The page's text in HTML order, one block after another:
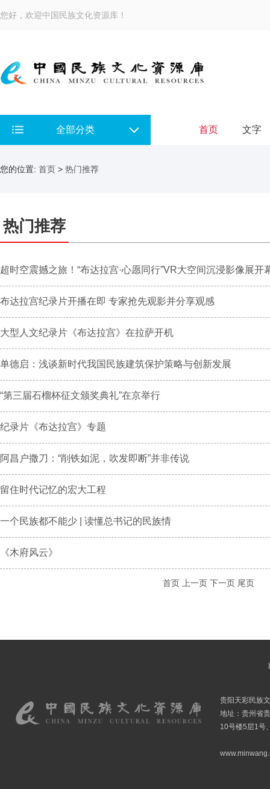
您好，欢迎中国民族文化资源库！
全部分类 首页 文字
您的位置: 首页 > 热门推荐
热门推荐
超时空震撼之旅！“布达拉宫·心愿同行”VR大空间沉浸影像展开
布达拉宫纪录片开播在即 专家抢先观影并分享观感
大型人文纪录片《布达拉宫》在拉萨开机
单德启：浅谈新时代我国民族建筑保护策略与创新发展
“第三届石榴杯征文颁奖典礼”在京举行
纪录片《布达拉宫》专题
阿昌户撒刀：“削铁如泥，吹发即断”并非传说
留住时代记忆的宏大工程
一个民族都不能少 | 读懂总书记的民族情
《木府风云》
首页 上一页 下一页 尾页
贵阳天彩民族
地址：贵州省
10号楼5层1号